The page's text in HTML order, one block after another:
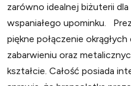
zarówno idealnej biżuterii dla
wspaniałego upominku.
piękne połączenie
zabarwieniu oraz
kształcie. Całość posiada